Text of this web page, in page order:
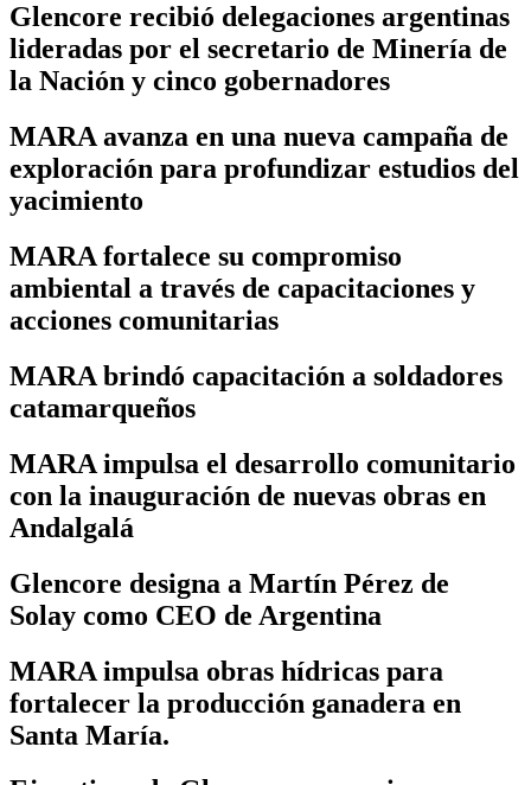
Glencore recibió delegaciones argentinas
lideradas por el secretario de Minería de
la Nación y cinco gobernadores
MARA avanza en una nueva campaña de
exploración para profundizar estudios del
yacimiento
MARA fortalece su compromiso
ambiental a través de capacitaciones y
acciones comunitarias
MARA brindó capacitación a soldadores
catamarqueños
MARA impulsa el desarrollo comunitario
con la inauguración de nuevas obras en
Andalgalá
Glencore designa a Martín Pérez de
Solay como CEO de Argentina
MARA impulsa obras hídricas para
fortalecer la producción ganadera en
Santa María.